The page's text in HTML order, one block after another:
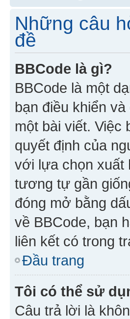
Những câu
đề
BBCode là gì?
BBCode là một
bạn điều khiển
một bài viết. Việc
quyết định của
với lựa chọn xuất
tương tự gần
đóng mở bằng
về BBCode, bạn
liên kết có trong
Đầu trang
Tôi có thể sử
Câu trả lời là